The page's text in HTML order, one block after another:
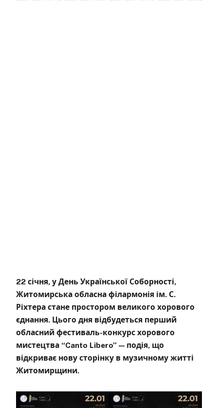
22 січня, у День Української Соборності,
Житомирська обласна філармонія ім. С.
Ріхтера стане простором великого хорового
єднання. Цього дня відбудеться перший
обласний фестиваль-конкурс хорового
мистецтва “Canto Libero” — подія, що
відкриває нову сторінку в музичному житті
Житомирщини.